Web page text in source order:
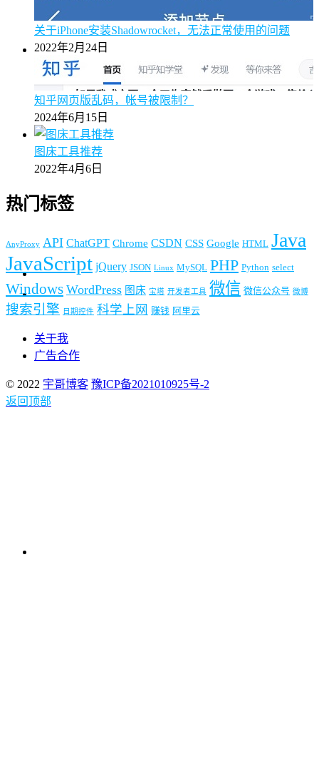
关于iPhone安装Shadowrocket，无法正常使用的问题
2022年2月24日
知乎网页版乱码，帐号被限制？
2024年6月15日
图床工具推荐
2022年4月6日
热门标签
AnyProxy API ChatGPT Chrome CSDN CSS Google HTML Java
JavaScript jQuery JSON Linux MySQL PHP Python select
Windows WordPress 图床 宝塔 开发者工具 微信 微信公众号 微博
搜索引擎 日期控件 科学上网 赚钱 阿里云
关于我
广告合作
© 2022 宇哥博客 豫ICP备2021010925号-2
返回顶部